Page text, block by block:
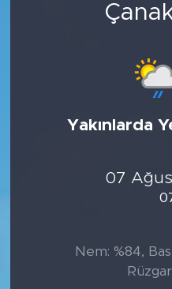
Yakınlarda
07
Nem: %84,